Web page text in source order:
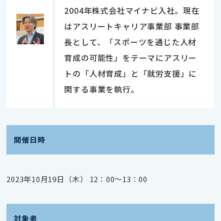
2004年株式会社マイナビ入社。現在
はアスリートキャリア事業部 事業部
長として、「スポーツを通じた人材
育成の可能性」をテーマにアスリー
トの「人材育成」と「就労支援」に
関する事業を執行。
開催日時
2023年10月19日（木） 12：00～13：00
対象者